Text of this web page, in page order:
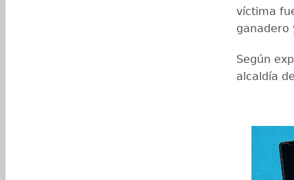
víctima
ganadero
Según
alcaldía